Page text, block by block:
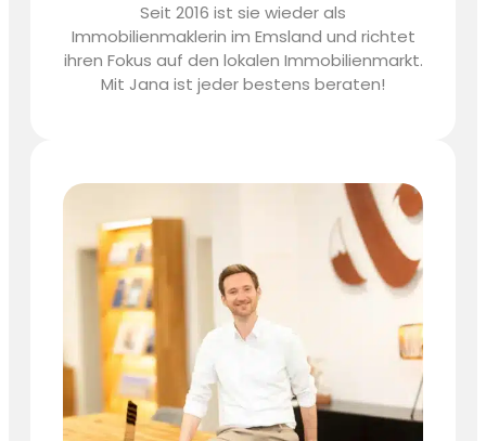
Seit 2016 ist sie wieder als
Immobilienmaklerin im Emsland und richtet
ihren Fokus auf den lokalen Immobilienmarkt.
Mit Jana ist jeder bestens beraten!